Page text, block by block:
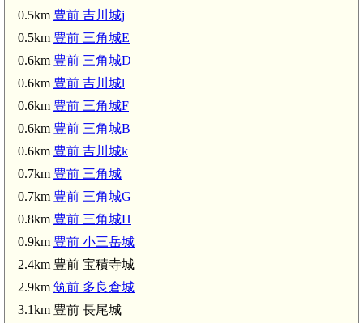
0.5km 豊前 吉川城j
0.5km 豊前 三角城E
0.6km 豊前 三角城D
0.6km 豊前 吉川城l
0.6km 豊前 三角城F
0.6km 豊前 三角城B
0.6km 豊前 吉川城k
0.7km 豊前 三角城
0.7km 豊前 三角城G
0.8km 豊前 三角城H
0.9km 豊前 小三岳城
2.4km 豊前 宝積寺城
2.9km 筑前 多良倉城
3.1km 豊前 長尾城